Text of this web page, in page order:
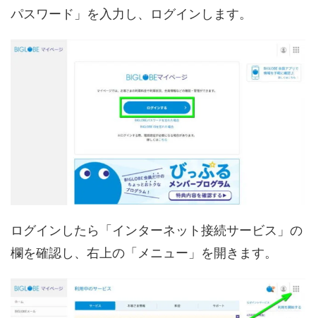
パスワード」を入力し、ログインします。
ログインしたら「インターネット接続サービス」の
欄を確認し、右上の「メニュー」を開きます。